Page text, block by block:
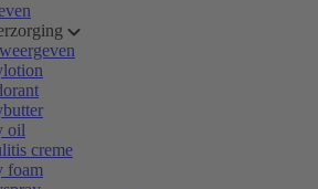
oil
creme
foam